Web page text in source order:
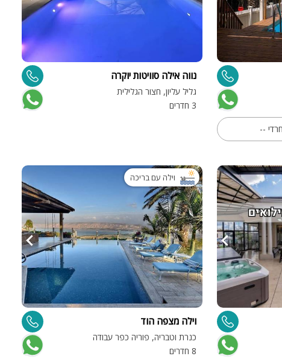
--
נווה אילה סוויטות יוקרה
גליל עליון, חצור הגלילית
3 חדרים
וילה עם בריכה
וילה מצפה הוד
כנרת וטבריה, פוריה כפר עבודה
8 חדרים